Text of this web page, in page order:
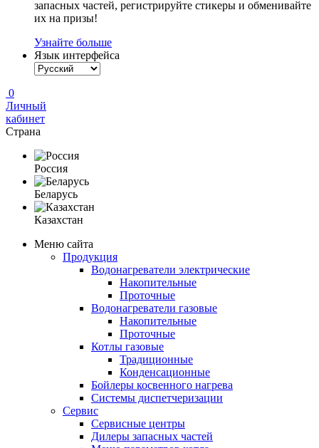
запасных частей, регистрируйте стикеры и обменивайте
их на призы!
Узнайте больше
Язык интерфейса
0
Личный
кабинет
Страна
Россия
Беларусь
Казахстан
Меню сайта
Продукция
Водонагреватели электрические
Накопительные
Проточные
Водонагреватели газовые
Накопительные
Проточные
Котлы газовые
Традиционные
Конденсационные
Бойлеры косвенного нагрева
Системы диспетчеризации
Сервис
Сервисные центры
Дилеры запасных частей